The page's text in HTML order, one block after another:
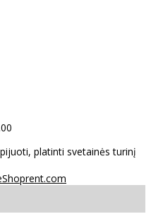
platinti svetainės turinį